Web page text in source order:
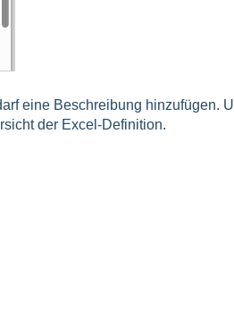
eine Beschreibung hinzufügen.
der Excel-Definition.